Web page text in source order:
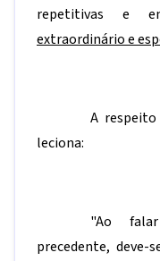
repetitivas e
extraordinário e
A
leciona:
"Ao
precedente,